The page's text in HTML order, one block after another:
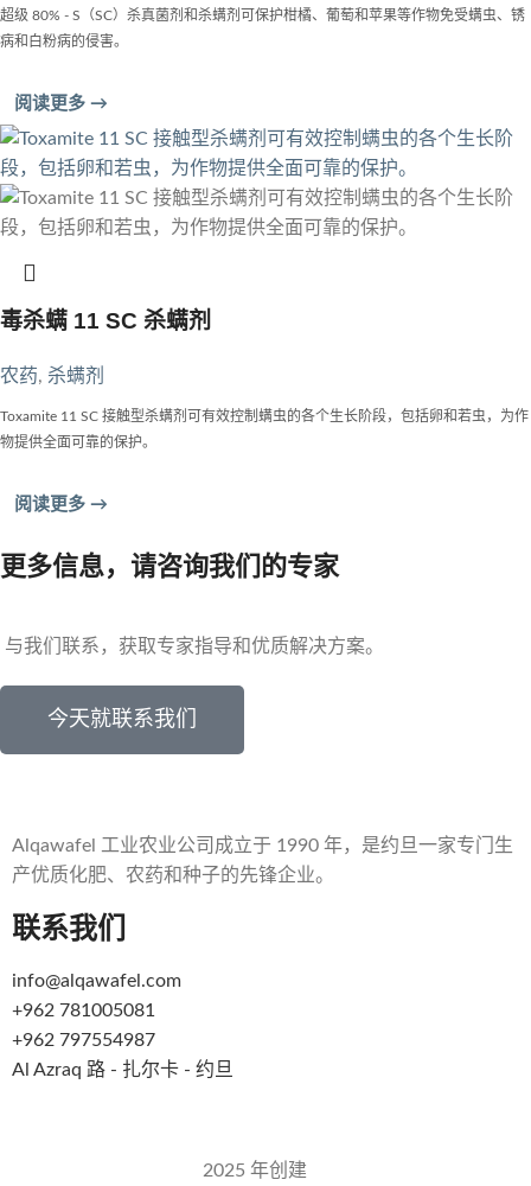
超级 80% - S（SC）杀真菌剂和杀螨剂可保护柑橘、葡萄和苹果等作物免受螨虫、锈
病和白粉病的侵害。
阅读更多 →
毒杀螨 11 SC 杀螨剂
农药, 杀螨剂
Toxamite 11 SC 接触型杀螨剂可有效控制螨虫的各个生长阶段，包括卵和若虫，为作
物提供全面可靠的保护。
阅读更多 →
更多信息，请咨询我们的专家
与我们联系，获取专家指导和优质解决方案。
今天就联系我们
Alqawafel 工业农业公司成立于 1990 年，是约旦一家专门生
产优质化肥、农药和种子的先锋企业。
联系我们
info@alqawafel.com
+962 781005081
+962 797554987
Al Azraq 路 - 扎尔卡 - 约旦
2025 年创建